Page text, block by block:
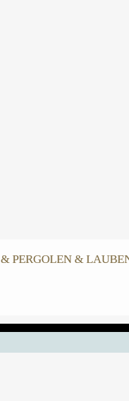
PERGOLEN &